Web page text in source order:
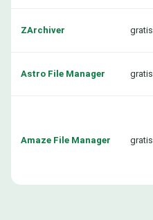
ZArchiver gratis
Astro File Manager gratis
Amaze File Manager gratis